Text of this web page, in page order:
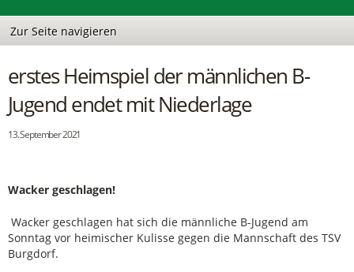
erstes Heimspiel der männlichen B-
Jugend endet mit Niederlage
13. September 2021
Wacker geschlagen!
Wacker geschlagen hat sich die männliche B-Jugend am
Sonntag vor heimischer Kulisse gegen die Mannschaft des TSV
Burgdorf.